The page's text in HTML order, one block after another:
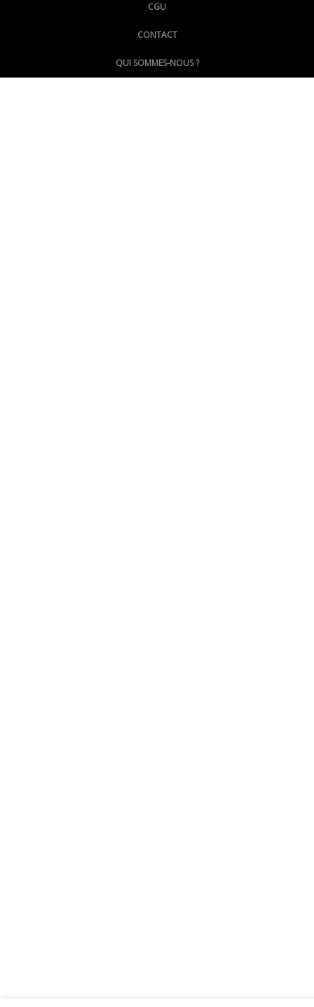
@LePoingMontpellier
CGU
CONTACT
QUI SOMMES-NOUS ?